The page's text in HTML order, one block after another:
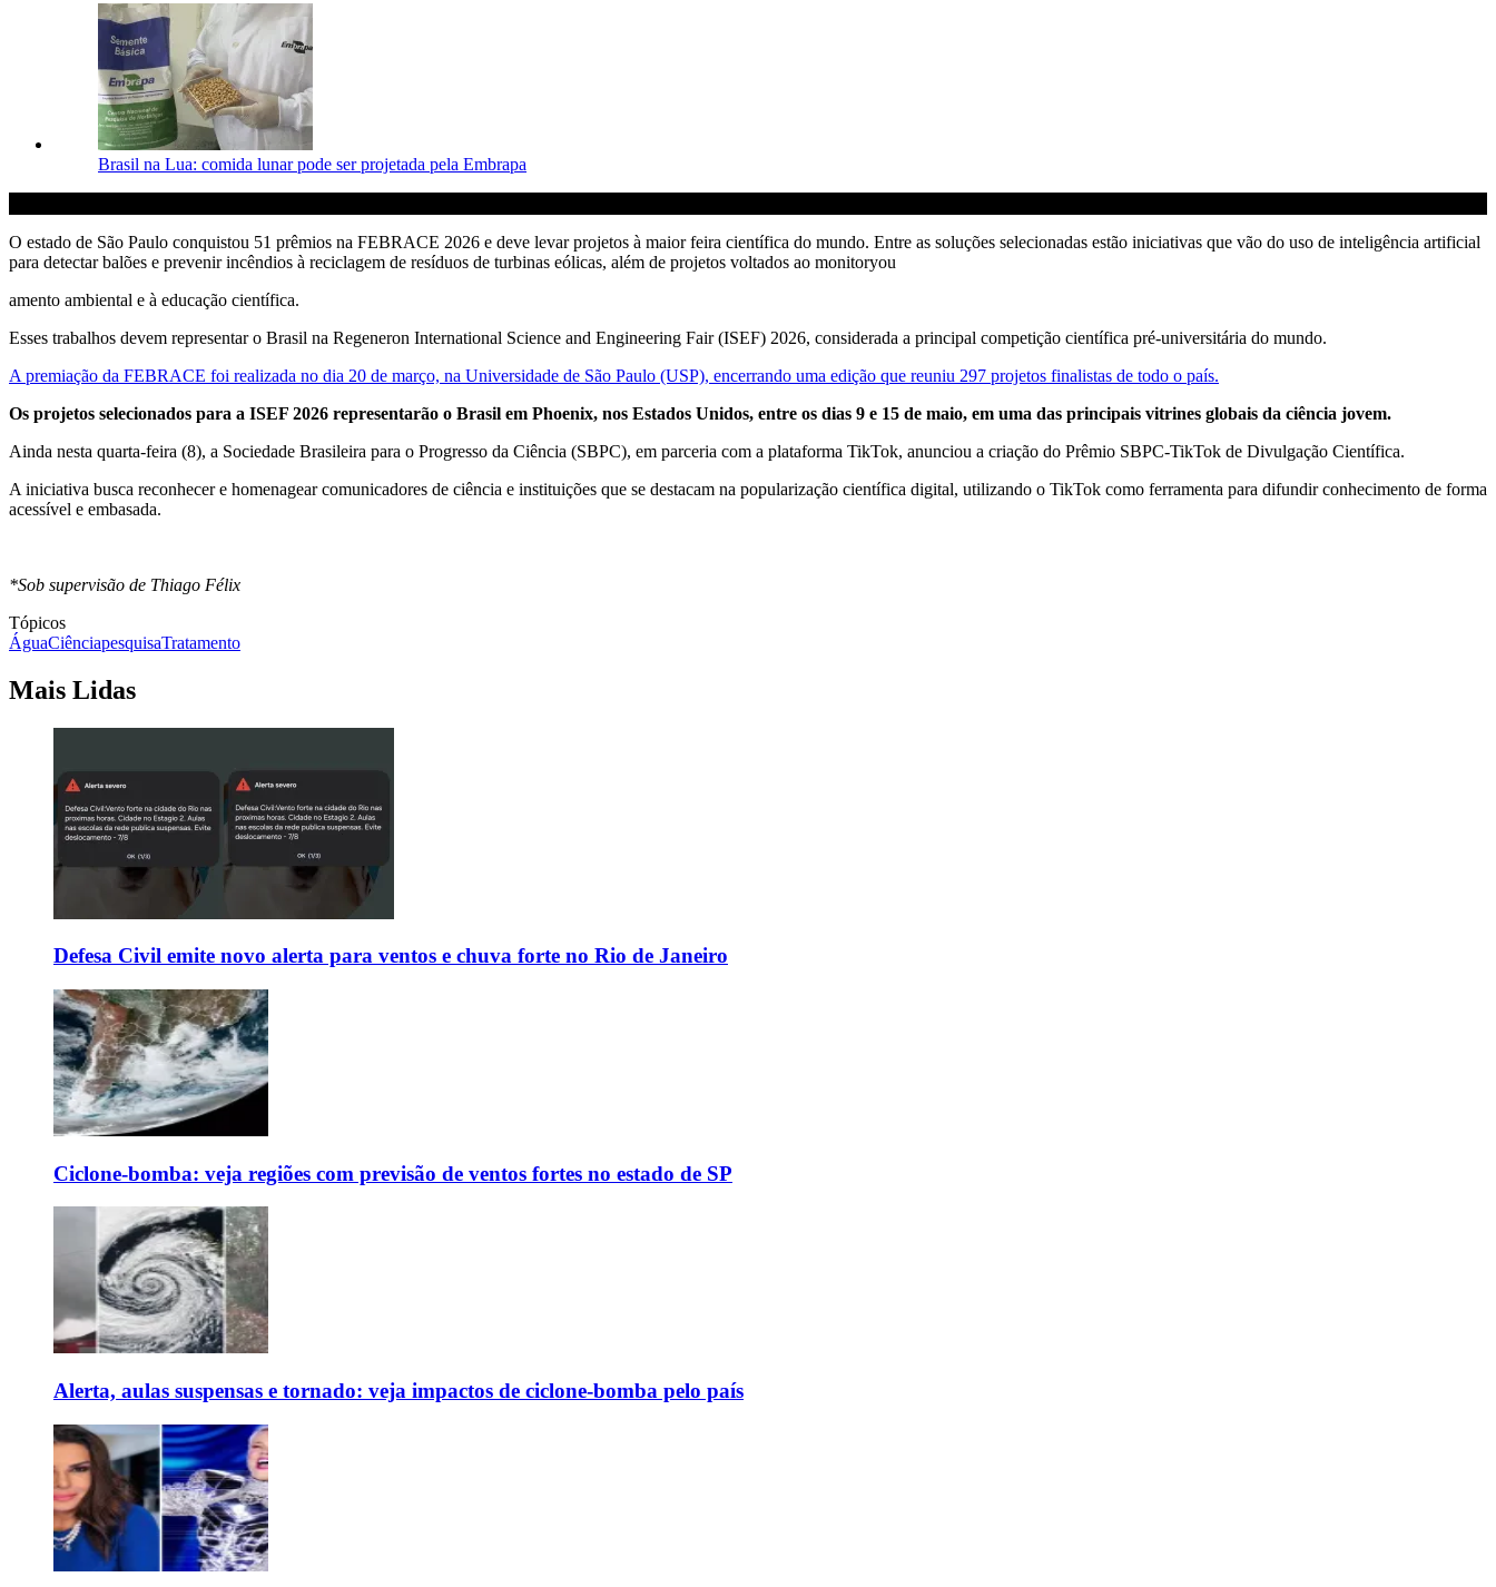
Brasil na Lua: comida lunar pode ser projetada pela Embrapa
O estado de São Paulo conquistou 51 prêmios na FEBRACE 2026 e deve levar projetos à maior feira científica do mundo. Entre as soluções selecionadas estão iniciativas que vão do uso de inteligência artificial
para detectar balões e prevenir incêndios à reciclagem de resíduos de turbinas eólicas, além de projetos voltados ao monitoryou
amento ambiental e à educação científica.
Esses trabalhos devem representar o Brasil na Regeneron International Science and Engineering Fair (ISEF) 2026, considerada a principal competição científica pré-universitária do mundo.
A premiação da FEBRACE foi realizada no dia 20 de março, na Universidade de São Paulo (USP), encerrando uma edição que reuniu 297 projetos finalistas de todo o país.
Os projetos selecionados para a ISEF 2026 representarão o Brasil em Phoenix, nos Estados Unidos, entre os dias 9 e 15 de maio, em uma das principais vitrines globais da ciência jovem.
Ainda nesta quarta-feira (8), a Sociedade Brasileira para o Progresso da Ciência (SBPC), em parceria com a plataforma TikTok, anunciou a criação do Prêmio SBPC-TikTok de Divulgação Científica.
A iniciativa busca reconhecer e homenagear comunicadores de ciência e instituições que se destacam na popularização científica digital, utilizando o TikTok como ferramenta para difundir conhecimento de forma
acessível e embasada.
*Sob supervisão de Thiago Félix
Tópicos
ÁguaCiênciapesquisaTratamento
Mais Lidas
Defesa Civil emite novo alerta para ventos e chuva forte no Rio de Janeiro
Ciclone-bomba: veja regiões com previsão de ventos fortes no estado de SP
Alerta, aulas suspensas e tornado: veja impactos de ciclone-bomba pelo país